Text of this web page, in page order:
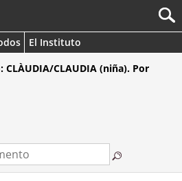
El Instituto
CLAUDIA (niña). Por